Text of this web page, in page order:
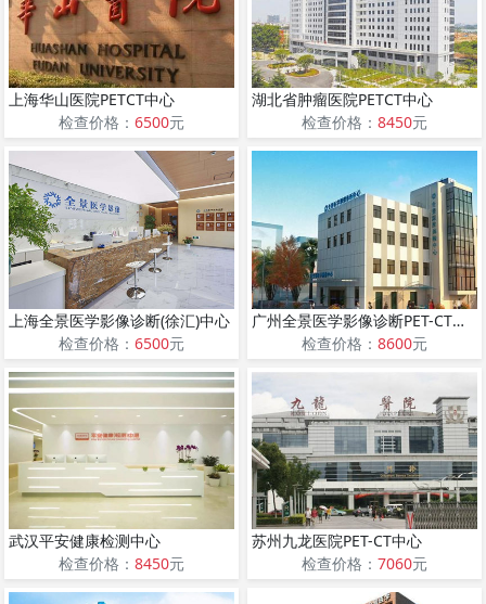
上海华山医院PETCT中心
检查价格： 6500元
湖北省肿瘤医院PETCT中心
检查价格： 8450元
上海全景医学影像诊断(徐汇)中心
检查价格： 6500元
广州全景医学影像诊断PET-CT中心
检查价格： 8600元
武汉平安健康检测中心
检查价格： 8450元
苏州九龙医院PET-CT中心
检查价格： 7060元